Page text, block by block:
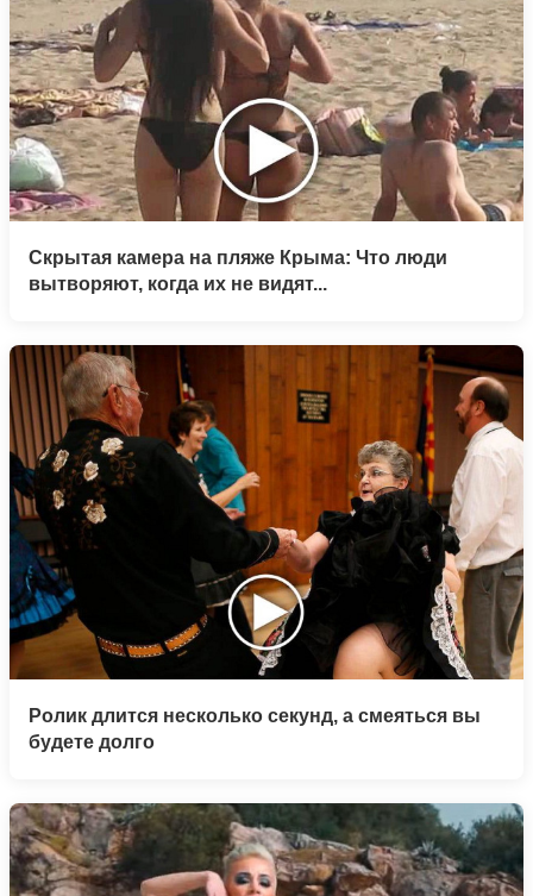
Скрытая камера на пляже Крыма: Что люди
вытворяют, когда их не видят...
Ролик длится несколько секунд, а смеяться вы
будете долго